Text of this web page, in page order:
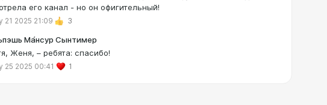
его канал - но он офигительный!
21 2025 21:09 3
Ма́нсур Сынтимер
Женя, – ребята: спасибо!
25 2025 00:41 1